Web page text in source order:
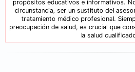
propósitos educativos e informativos.
circunstancia, ser un sustituto del
tratamiento médico profesional.
preocupación de salud, es crucial que
la salud